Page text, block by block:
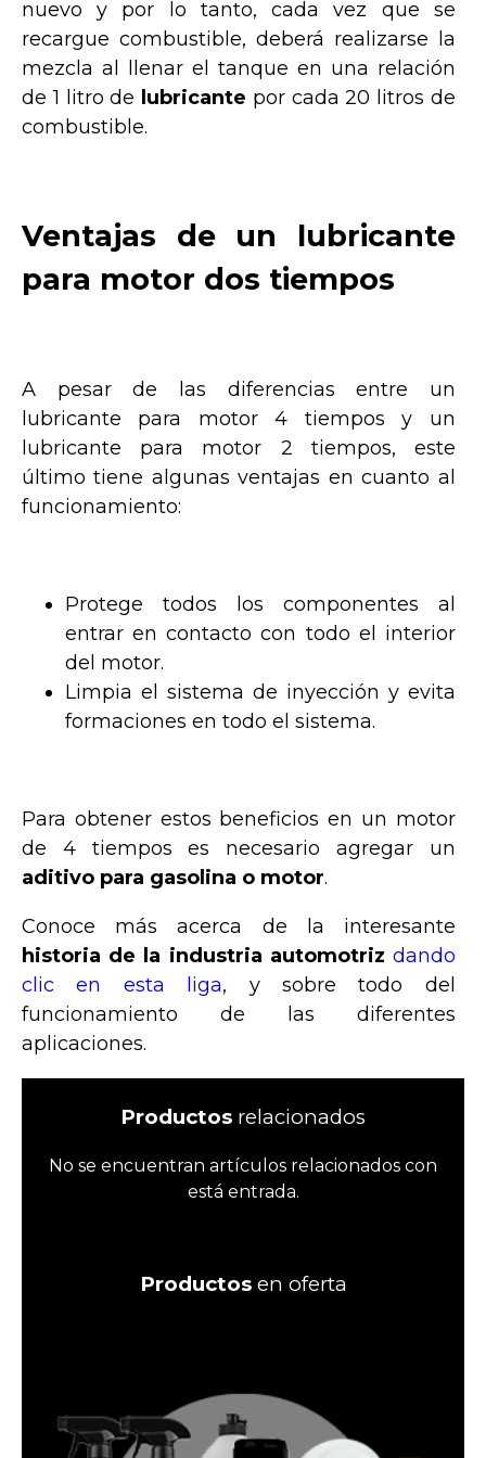
nuevo y por lo tanto, cada vez que se
recargue combustible, deberá realizarse la
mezcla al llenar el tanque en una relación
de 1 litro de lubricante por cada 20 litros de
combustible.
Ventajas de un lubricante
para motor dos tiempos
A pesar de las diferencias entre un
lubricante para motor 4 tiempos y un
lubricante para motor 2 tiempos, este
último tiene algunas ventajas en cuanto al
funcionamiento:
Protege todos los componentes al
entrar en contacto con todo el interior
del motor.
Limpia el sistema de inyección y evita
formaciones en todo el sistema.
Para obtener estos beneficios en un motor
de 4 tiempos es necesario agregar un
aditivo para gasolina o motor.
Conoce más acerca de la interesante
historia de la industria automotriz dando
clic en esta liga, y sobre todo del
funcionamiento de las diferentes
aplicaciones.
Productos relacionados
No se encuentran artículos relacionados con
está entrada.
Productosen oferta